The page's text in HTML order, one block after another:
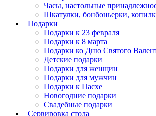
Часы, настольные
Шкатулки, бонбоньерки,
Подарки
Подарки к 23 февраля
Подарки к 8 марта
Подарки ко Дню Святого
Детские подарки
Подарки для женщин
Подарки для мужчин
Подарки к Пасхе
Новогодние подарки
Свадебные подарки
Сервировка стола